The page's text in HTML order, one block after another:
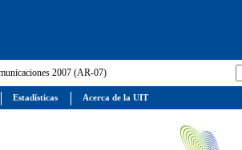
2007 (AR-07)
Estadísticas Acerca de la UIT